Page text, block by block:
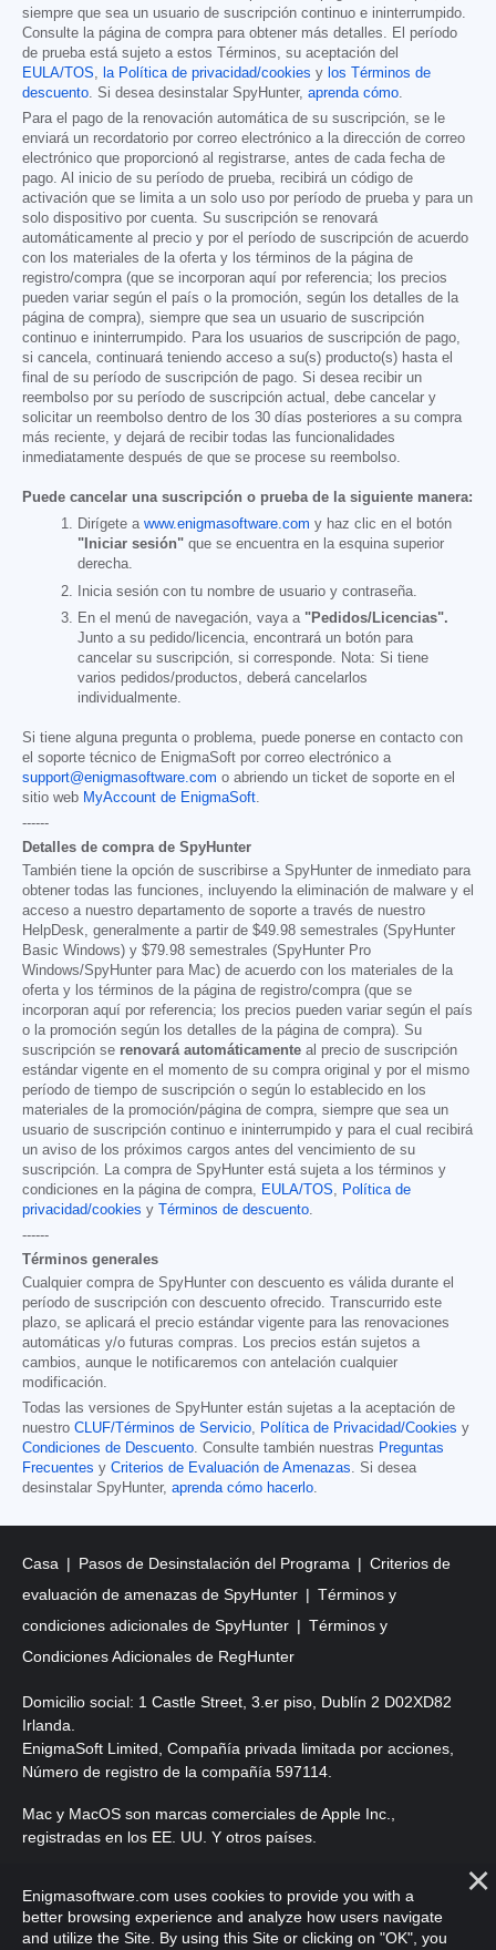
siempre que sea un usuario de suscripción continuo e ininterrumpido.
Consulte la página de compra para obtener más detalles. El período
de prueba está sujeto a estos Términos, su aceptación del
EULA/TOS, la Política de privacidad/cookies y los Términos de
descuento. Si desea desinstalar SpyHunter, aprenda cómo.
Para el pago de la renovación automática de su suscripción, se le
enviará un recordatorio por correo electrónico a la dirección de correo
electrónico que proporcionó al registrarse, antes de cada fecha de
pago. Al inicio de su período de prueba, recibirá un código de
activación que se limita a un solo uso por período de prueba y para un
solo dispositivo por cuenta. Su suscripción se renovará
automáticamente al precio y por el período de suscripción de acuerdo
con los materiales de la oferta y los términos de la página de
registro/compra (que se incorporan aquí por referencia; los precios
pueden variar según el país o la promoción, según los detalles de la
página de compra), siempre que sea un usuario de suscripción
continuo e ininterrumpido. Para los usuarios de suscripción de pago,
si cancela, continuará teniendo acceso a su(s) producto(s) hasta el
final de su período de suscripción de pago. Si desea recibir un
reembolso por su período de suscripción actual, debe cancelar y
solicitar un reembolso dentro de los 30 días posteriores a su compra
más reciente, y dejará de recibir todas las funcionalidades
inmediatamente después de que se procese su reembolso.
Puede cancelar una suscripción o prueba de la siguiente manera:
Dirígete a www.enigmasoftware.com y haz clic en el botón
"Iniciar sesión" que se encuentra en la esquina superior
derecha.
Inicia sesión con tu nombre de usuario y contraseña.
En el menú de navegación, vaya a "Pedidos/Licencias".
Junto a su pedido/licencia, encontrará un botón para
cancelar su suscripción, si corresponde. Nota: Si tiene
varios pedidos/productos, deberá cancelarlos
individualmente.
Si tiene alguna pregunta o problema, puede ponerse en contacto con
el soporte técnico de EnigmaSoft por correo electrónico a
support@enigmasoftware.com o abriendo un ticket de soporte en el
sitio web MyAccount de EnigmaSoft.
------
Detalles de compra de SpyHunter
También tiene la opción de suscribirse a SpyHunter de inmediato para
obtener todas las funciones, incluyendo la eliminación de malware y el
acceso a nuestro departamento de soporte a través de nuestro
HelpDesk, generalmente a partir de $49.98 semestrales (SpyHunter
Basic Windows) y $79.98 semestrales (SpyHunter Pro
Windows/SpyHunter para Mac) de acuerdo con los materiales de la
oferta y los términos de la página de registro/compra (que se
incorporan aquí por referencia; los precios pueden variar según el país
o la promoción según los detalles de la página de compra). Su
suscripción se renovará automáticamente al precio de suscripción
estándar vigente en el momento de su compra original y por el mismo
período de tiempo de suscripción o según lo establecido en los
materiales de la promoción/página de compra, siempre que sea un
usuario de suscripción continuo e ininterrumpido y para el cual recibirá
un aviso de los próximos cargos antes del vencimiento de su
suscripción. La compra de SpyHunter está sujeta a los términos y
condiciones en la página de compra, EULA/TOS, Política de
privacidad/cookies y Términos de descuento.
------
Términos generales
Cualquier compra de SpyHunter con descuento es válida durante el
período de suscripción con descuento ofrecido. Transcurrido este
plazo, se aplicará el precio estándar vigente para las renovaciones
automáticas y/o futuras compras. Los precios están sujetos a
cambios, aunque le notificaremos con antelación cualquier
modificación.
Todas las versiones de SpyHunter están sujetas a la aceptación de
nuestro CLUF/Términos de Servicio, Política de Privacidad/Cookies y
Condiciones de Descuento. Consulte también nuestras Preguntas
Frecuentes y Criterios de Evaluación de Amenazas. Si desea
desinstalar SpyHunter, aprenda cómo hacerlo.
Casa Pasos de Desinstalación del Programa
Criterios de
evaluación de amenazas de SpyHunter
Términos y
condiciones adicionales de SpyHunter
Términos y
Condiciones Adicionales de RegHunter
Domicilio social: 1 Castle Street, 3.er piso, Dublín 2 D02XD82
Irlanda.
EnigmaSoft Limited, Compañía privada limitada por acciones,
Número de registro de la compañía 597114.
Mac y MacOS son marcas comerciales de Apple Inc.,
registradas en los EE. UU. Y otros países.
reservados.
Enigmasoftware.com uses cookies to provide you with a
better browsing experience and analyze how users navigate
and utilize the Site. By using this Site or clicking on "OK", you